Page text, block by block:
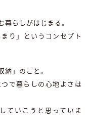
らしがはじまる。
り」というコンセプト
」のこと。
で暮らしの心地よさは
ていこうと思っていま